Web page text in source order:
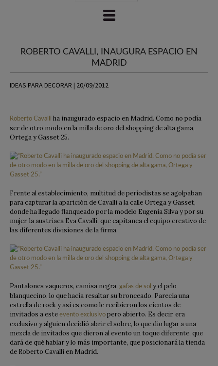
ROBERTO CAVALLI, INAUGURA ESPACIO EN
MADRID
IDEAS PARA DECORAR | 20/09/2012
Roberto Cavalli ha inaugurado espacio en Madrid. Como no podía
ser de otro modo en la milla de oro del shopping de alta gama,
Ortega y Gasset 25.
Frente al establecimiento, multitud de periodistas se agolpaban
para capturar la aparición de Cavalli a la calle Ortega y Gasset,
donde ha llegado flanqueado por la modelo Eugenia Silva y por su
mujer, la austríaca Eva Cavalli, que capitanea el equipo creativo de
las diferentes divisiones de la firma.
Pantalones vaqueros, camisa negra, gafas de sol y el pelo
blanquecino, lo que hacía resaltar su bronceado. Parecía una
estrella de rock y así es como le recibieron los cientos de
invitados a este evento exclusivo pero abierto. Es decir, era
exclusivo y alguien decidió abrir el sobre, lo que dio lugar a una
mezcla de invitados que dieron al evento un toque diferente, que
dará de qué hablar y lo más importante, que posicionará la tienda
de Roberto Cavalli en Madrid.